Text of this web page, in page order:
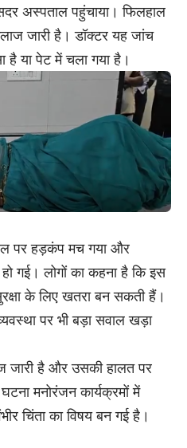
अस्पताल पहुंचाया। फिलहाल
जारी है। डॉक्टर यह जांच
या पेट में चला गया है।
पर हड़कंप मच गया और
गई। लोगों का कहना है कि इस
के लिए खतरा बन सकती हैं।
पर भी बड़ा सवाल खड़ा
जारी है और उसकी हालत पर
मनोरंजन कार्यक्रमों में
चिंता का विषय बन गई है।